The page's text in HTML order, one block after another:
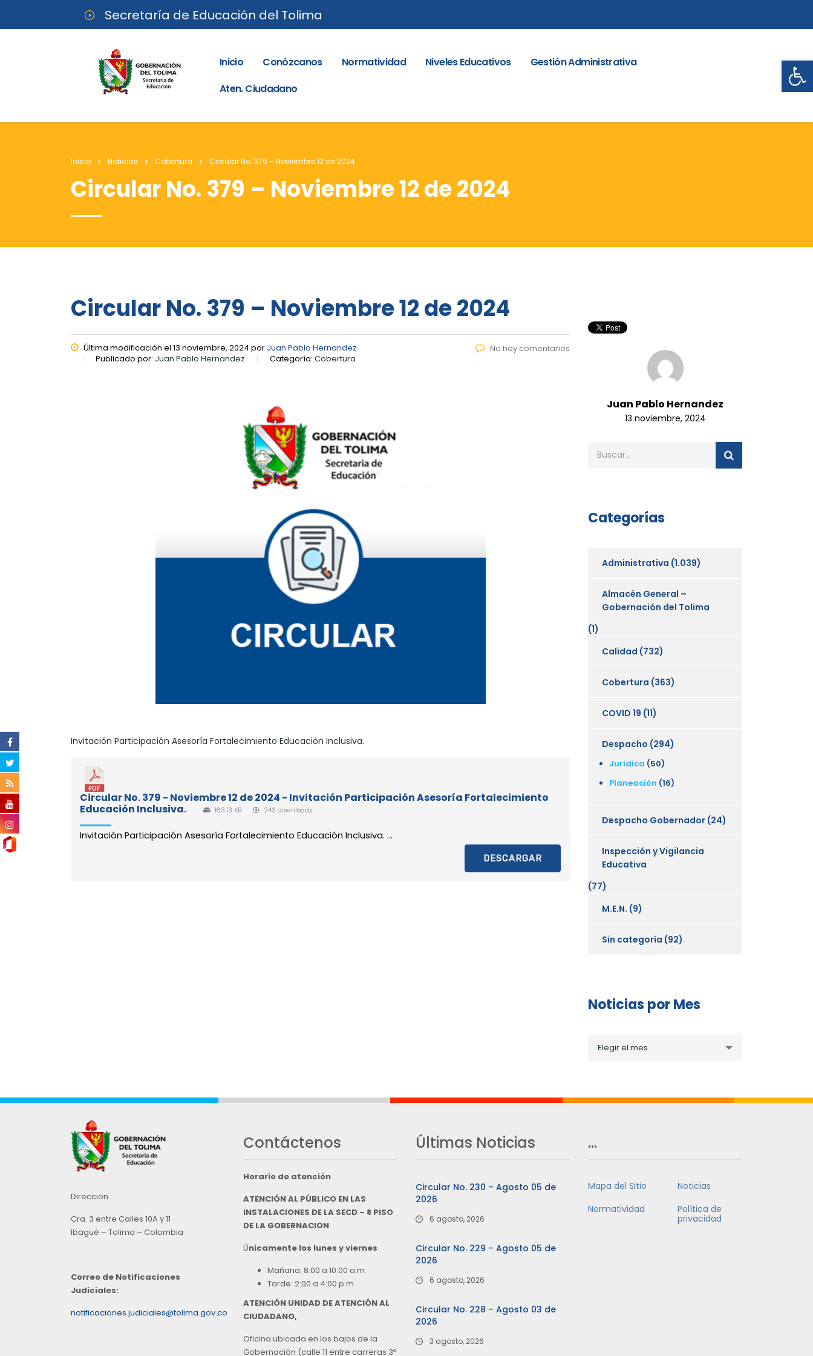
Secretaría de Educación del Tolima
Inicio Conózcanos Normatividad Niveles Educativos
Gestión Administrativa
Aten. Ciudadano
Inicio Noticias Cobertura Circular No. 379 – Noviembre 12 de 2024
Circular No. 379 – Noviembre 12 de 2024
Circular No. 379 – Noviembre 12 de 2024
Última modificación el 13 noviembre, 2024 por Juan Pablo Hernandez
Publicado por: Juan Pablo Hernandez Categoría: Cobertura
No hay comentarios
Invitación Participación Asesoría Fortalecimiento Educación Inclusiva.
Circular No. 379 - Noviembre 12 de 2024 - Invitación Participación Asesoría Fortalecimiento
Educación Inclusiva.
183.13 KB 243 downloads
Invitación Participación Asesoría Fortalecimiento Educación Inclusiva. ...
DESCARGAR
Juan Pablo Hernandez
13 noviembre, 2024
Categorías
Administrativa (1.039)
Almacén General –
Gobernación del Tolima
(1)
Calidad (732)
Cobertura (363)
COVID 19 (11)
Despacho (294)
Juridica (50)
Planeación (16)
Despacho Gobernador (24)
Inspección y Vigilancia
Educativa
(77)
M.E.N. (9)
Sin categoría (92)
Noticias por Mes
porElegir el mes
Direccion
Cra. 3 entre Calles 10A y 11
Ibagué – Tolima – Colombia
Correo de Notificaciones
Judiciales:
notificaciones.judiciales@tolima.gov.co
Contáctenos
Horario de atención
ATENCIÓN AL PÚBLICO EN LAS
INSTALACIONES DE LA SECD – 8 PISO
DE LA GOBERNACION
Únicamente los lunes y viernes
Mañana: 8:00 a 10:00 a.m.
Tarde: 2:00 a 4:00 p.m
ATENCIÓN UNIDAD DE ATENCIÓN AL
CIUDADANO,
Oficina ubicada en los bajos de la
Gobernación (calle 11 entre carreras 3ª
Últimas Noticias
Circular No. 230 – Agosto 05 de
2026
6 agosto, 2026
Circular No. 229 – Agosto 05 de
2026
6 agosto, 2026
Circular No. 228 – Agosto 03 de
2026
3 agosto, 2026
…
Mapa del Sitio
Noticias
Normatividad
Política de
privacidad